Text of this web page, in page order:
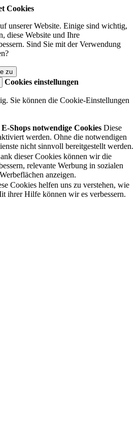
Cookies
unserer Website. Einige sind wichtig,
diese Website und Ihre
Sind Sie mit der Verwendung
zu
Cookies einstellungen
Sie können die Cookie-Einstellungen
Shops notwendige Cookies Diese
werden. Ohne die notwendigen
nicht sinnvoll bereitgestellt werden.
dieser Cookies können wir die
relevante Werbung in sozialen
anzeigen.
Cookies helfen uns zu verstehen, wie
ihrer Hilfe können wir es verbessern.